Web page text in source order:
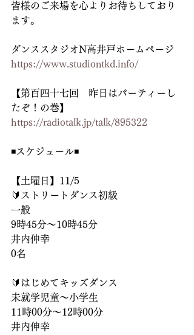
皆様のご来場を心よりお待ちしており
ます。
ダンススタジオN高井戸ホームページ
https://www.studiontkd.info/
【第百四十七回　昨日はパーティーし
たぞ！の巻】
https://radiotalk.jp/talk/895322
◾️スケジュール◾️
【土曜日】11/5
🔰ストリートダンス初級
一般
9時45分〜10時45分
井内伸幸
0名
🔰はじめてキッズダンス
未就学児童〜小学生
11時00分〜12時00分
井内伸幸